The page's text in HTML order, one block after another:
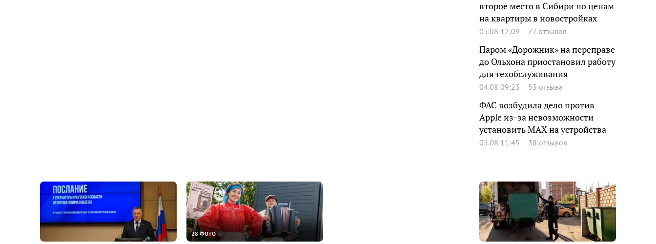
второе место в Сибири по ценам
на квартиры в новостройках
05.08 12:09 77 отзывов
Паром «Дорожник» на переправе
до Ольхона приостановил работу
для техобслуживания
04.08 09:23 53 отзыва
ФАС возбудила дело против
Apple из-за невозможности
установить MAX на устройства
05.08 11:45 38 отзывов
28 ФОТО